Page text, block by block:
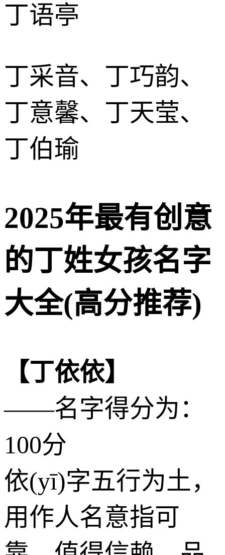
丁语亭
丁采音、丁巧韵、
丁意馨、丁天莹、
丁伯瑜
2025年最有创意
的丁姓女孩名字
大全(高分推荐)
【丁依依】
——名字得分为：
100分
依(yī)字五行为土，
用作人名意指可